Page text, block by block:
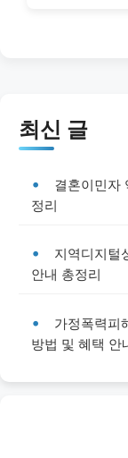
최신 글
결혼이민자
정리
지역디지털
안내 총정리
가정폭력피
방법 및 혜택 안